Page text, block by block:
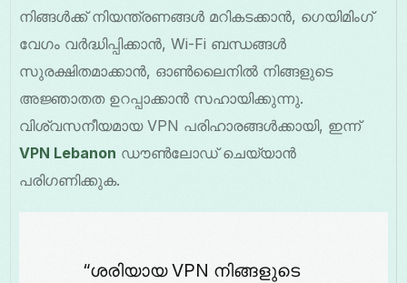
നിങ്ങൾക്ക് നിയന്ത്രണങ്ങൾ മറികടക്കാൻ, ഗെയിമിംഗ്
വേഗം വർദ്ധിപ്പിക്കാൻ, Wi-Fi ബന്ധങ്ങൾ
സുരക്ഷിതമാക്കാൻ, ഓൺലൈനിൽ നിങ്ങളുടെ
അജ്ഞാതത ഉറപ്പാക്കാൻ സഹായിക്കുന്നു.
വിശ്വസനീയമായ VPN പരിഹാരങ്ങൾക്കായി, ഇന്ന്
VPN Lebanon ഡൗൺലോഡ് ചെയ്യാൻ
പരിഗണിക്കുക.
“ശരിയായ VPN നിങ്ങളുടെ